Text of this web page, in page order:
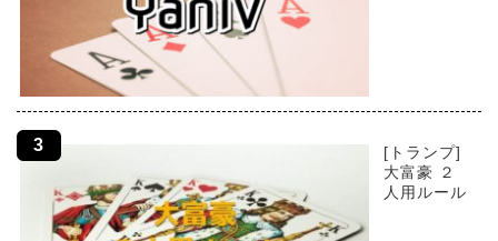
[トランプ]
大富豪 ２
人用ルール